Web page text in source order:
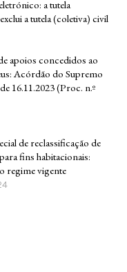
a tutela
a tutela (coletiva) civil
apoios concedidos ao
Acórdão do Supremo
16.11.2023 (Proc. n.º
de reclassificação de
fins habitacionais:
regime vigente